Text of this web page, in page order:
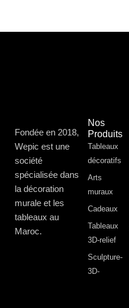
Fondée en 2018,
Wepic est une
société
spécialisée dans
la décoration
murale et les
tableaux au
Maroc.
Nos
Produits
Tableaux
décoratifs
Arts
muraux
Cadeaux
Tableaux
3D-relief
Sculpture-
3D-